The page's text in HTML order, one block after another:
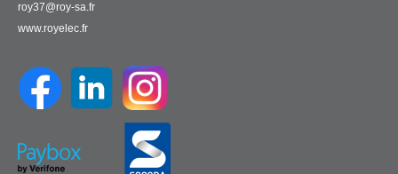
roy37@roy-sa.fr
www.royelec.fr